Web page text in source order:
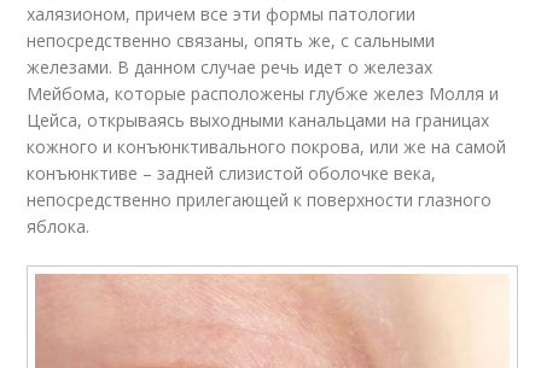
халязионом, причем все эти формы патологии
непосредственно связаны, опять же, с сальными
железами. В данном случае речь идет о железах
Мейбома, которые расположены глубже желез Молля и
Цейса, открываясь выходными канальцами на границах
кожного и конъюнктивального покрова, или же на самой
конъюнктиве – задней слизистой оболочке века,
непосредственно прилегающей к поверхности глазного
яблока.